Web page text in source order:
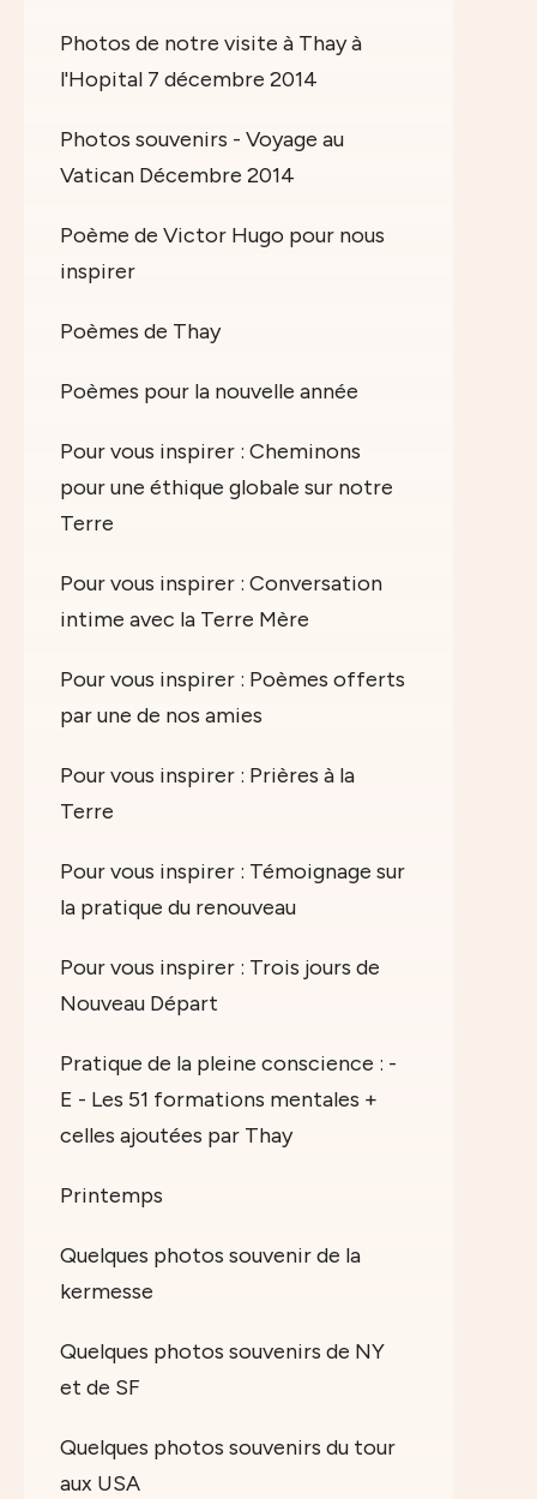
Photos de notre visite à Thay à
l'Hopital 7 décembre 2014
Photos souvenirs - Voyage au
Vatican Décembre 2014
Poème de Victor Hugo pour nous
inspirer
Poèmes de Thay
Poèmes pour la nouvelle année
Pour vous inspirer : Cheminons
pour une éthique globale sur notre
Terre
Pour vous inspirer : Conversation
intime avec la Terre Mère
Pour vous inspirer : Poèmes offerts
par une de nos amies
Pour vous inspirer : Prières à la
Terre
Pour vous inspirer : Témoignage sur
la pratique du renouveau
Pour vous inspirer : Trois jours de
Nouveau Départ
Pratique de la pleine conscience : -
E - Les 51 formations mentales +
celles ajoutées par Thay
Printemps
Quelques photos souvenir de la
kermesse
Quelques photos souvenirs de NY
et de SF
Quelques photos souvenirs du tour
aux USA